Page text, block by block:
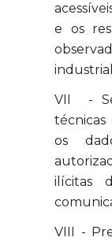
e os
VII -
técnicas
os
ilícitas
VIII -